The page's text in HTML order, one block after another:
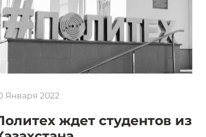
Января 2022
ждет студентов из